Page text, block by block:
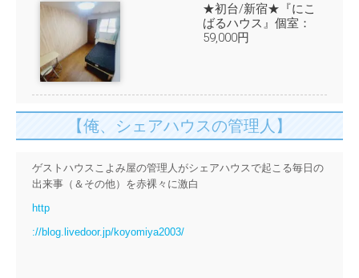
★初台/新宿★『にこ
ばるハウス』個室：
59,000円
【俺、シェアハウスの管理人】
ゲストハウスこよみ屋の管理人がシェアハウスで起こる毎日の
出来事（＆その他）を赤裸々に激白
http
://blog.livedoor.jp/koyomiya2003/